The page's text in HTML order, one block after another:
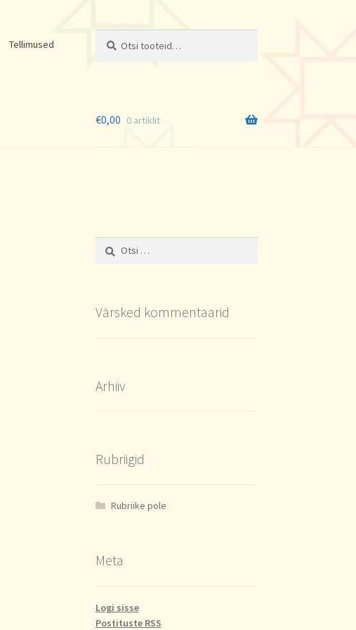
Tellimused
€0,00 0 artiklit
Otsi:
Värsked kommentaarid
Arhiiv
Rubriigid
Rubriike pole
Meta
Logi sisse
Postituste RSS